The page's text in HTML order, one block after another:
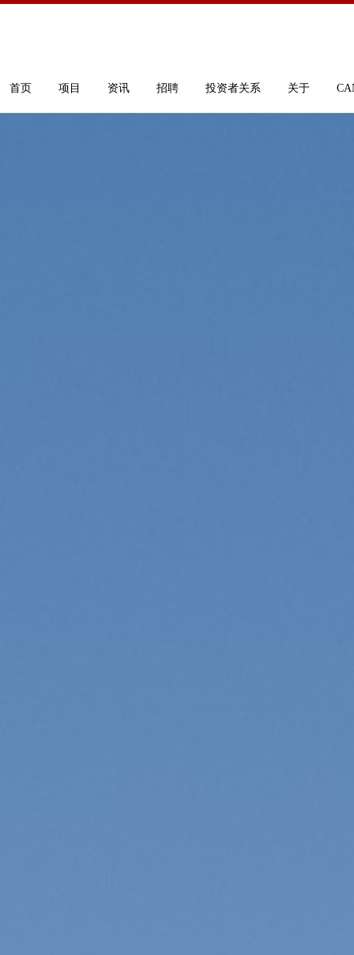
首页 项目 资讯 招聘 投资者关系 关于